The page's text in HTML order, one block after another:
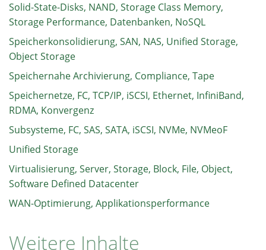
Solid-State-Disks, NAND, Storage Class Memory,
Storage Performance, Datenbanken, NoSQL
Speicherkonsolidierung, SAN, NAS, Unified Storage,
Object Storage
Speichernahe Archivierung, Compliance, Tape
Speichernetze, FC, TCP/IP, iSCSI, Ethernet, InfiniBand,
RDMA, Konvergenz
Subsysteme, FC, SAS, SATA, iSCSI, NVMe, NVMeoF
Unified Storage
Virtualisierung, Server, Storage, Block, File, Object,
Software Defined Datacenter
WAN-Optimierung, Applikationsperformance
Weitere Inhalte